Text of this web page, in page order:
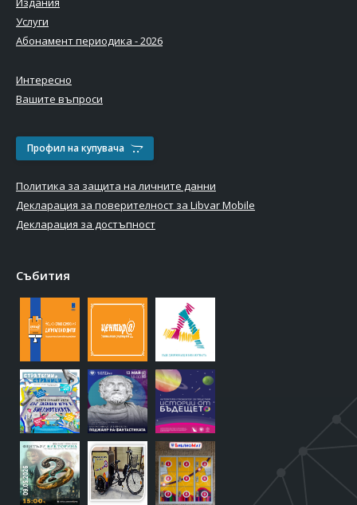
Услуги
Абонамент периодика - 2026
Интересно
Вашите въпроси
Профил на купувача
Политика за защита на личните данни
Декларация за поверителност за Libvar Mobile
Декларация за достъпност
Събития